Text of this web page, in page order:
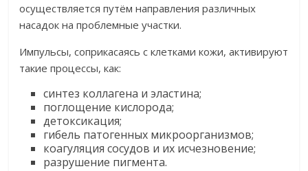
осуществляется путём направления различных
насадок на проблемные участки.
Импульсы, соприкасаясь с клетками кожи, активируют
такие процессы, как:
синтез коллагена и эластина;
поглощение кислорода;
детоксикация;
гибель патогенных микроорганизмов;
коагуляция сосудов и их исчезновение;
разрушение пигмента.